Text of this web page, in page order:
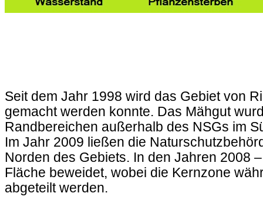
Seit dem Jahr 1998 wird das Gebiet von
gemacht werden konnte. Das Mähgut
Randbereichen außerhalb des NSGs im
Im Jahr 2009 ließen die
Norden des Gebiets. In den Jahren 2008
Fläche beweidet, wobei die Kernzone
abgeteilt werden.